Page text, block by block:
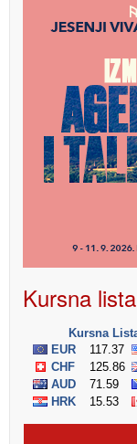
Kursna lista